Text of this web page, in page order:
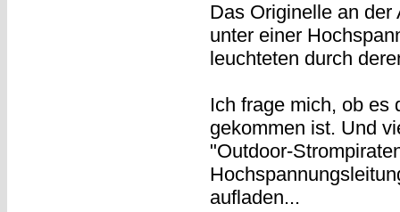
Das Originelle an
unter einer
leuchteten durch
Ich frage mich, ob es
gekommen ist. Und
"Outdoor-
aufladen...